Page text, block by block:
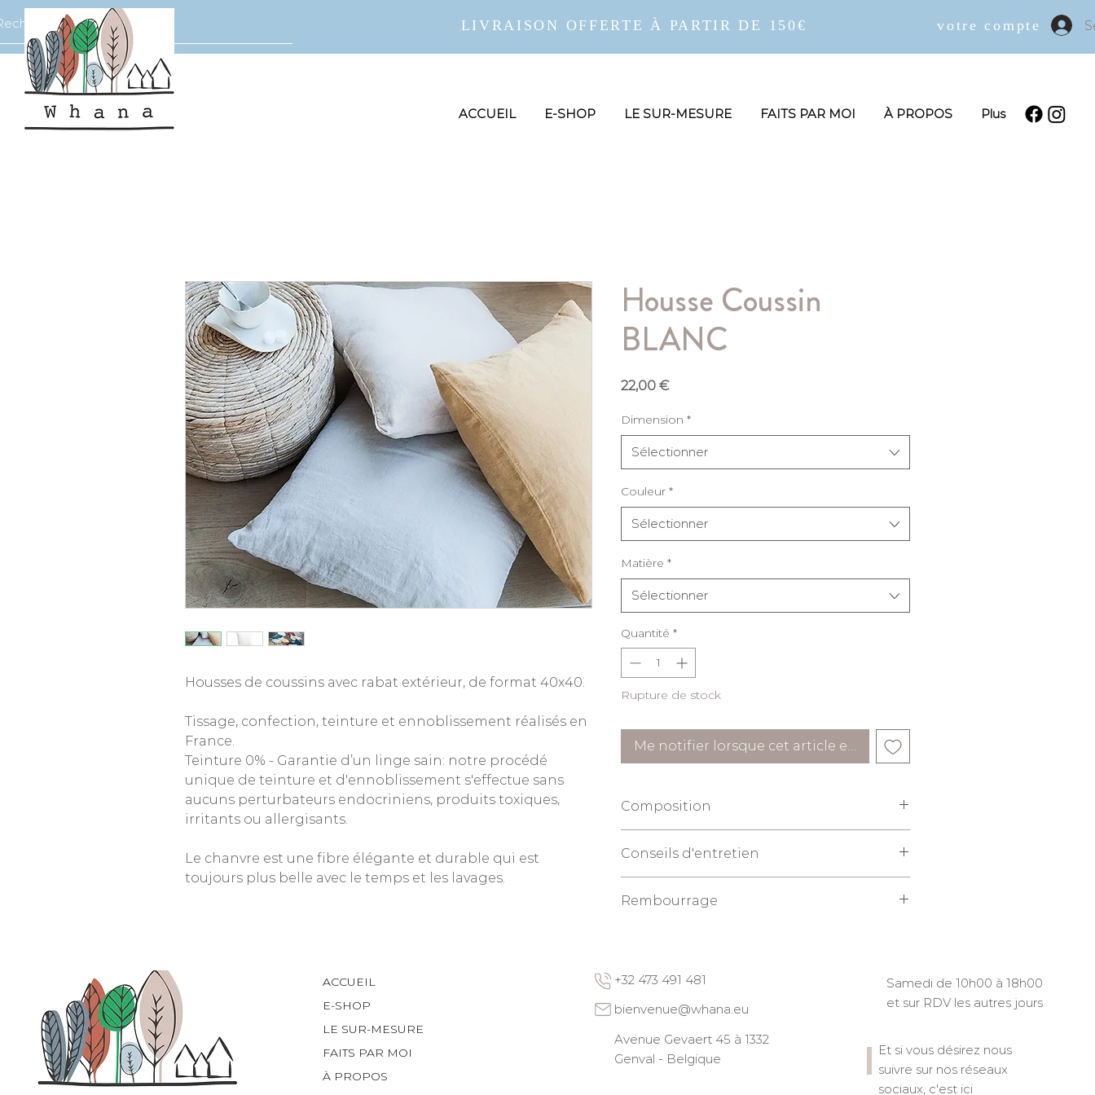
LIVRAISON OFFERTE À PARTIR DE 150€ votre compte
ACCUEIL E-SHOP LE SUR-MESURE FAITS PAR MOI À PROPOS Plus
Housses de coussins avec rabat extérieur, de format 40x40.
Tissage, confection, teinture et ennoblissement réalisés en
France.
Teinture 0% - Garantie d’un linge sain: notre procédé
unique de teinture et d'ennoblissement s'effectue sans
aucuns perturbateurs endocriniens, produits toxiques,
irritants ou allergisants.
Le chanvre est une fibre élégante et durable qui est
toujours plus belle avec le temps et les lavages.
Housse Coussin
BLANC
22,00 €Prix
Dimension *
Sélectionner
Couleur *
Sélectionner
Matière *
Sélectionner
Quantité *
Rupture de stock
Me notifier lorsque cet article est disponible
Composition
haute qualité.
Conseils d'entretien
conseillé, repassage facultatif. Ne rétrécit pas.
Rembourrage
ACCUEIL
E-SHOP
LE SUR-MESURE
FAITS PAR MOI
À PROPOS
+32 473 491 481
bienvenue@whana.eu
Avenue Gevaert 45 à 1332
Genval - Belgique
Samedi de 10h00 à 18h00
et sur RDV les autres jours
Et si vous désirez nous
suivre sur nos réseaux
sociaux, c'est ici